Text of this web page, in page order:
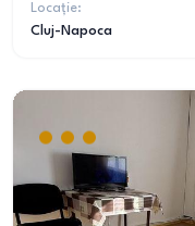
Locație:
Cluj-Napoca